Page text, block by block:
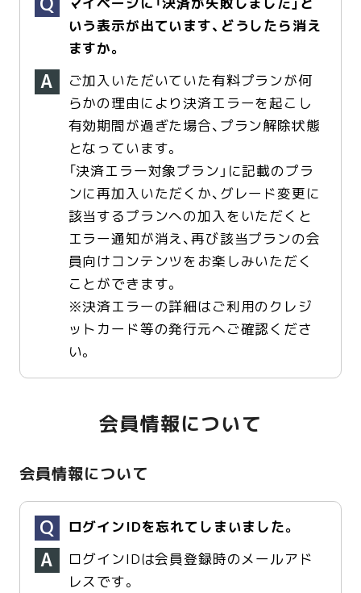
いう表示が出ています、どうしたら消え
ますか。
ご加入いただいていた有料プランが何
らかの理由により決済エラーを起こし
有効期間が過ぎた場合、プラン解除状態
となっています。
「決済エラー対象プラン」に記載のプラ
ンに再加入いただくか、グレード変更に
該当するプランへの加入をいただくと
エラー通知が消え、再び該当プランの会
員向けコンテンツをお楽しみいただく
ことができます。
※決済エラーの詳細はご利用のクレジ
ットカード等の発行元へご確認くださ
い。
会員情報について
会員情報について
ログインIDを忘れてしまいました。
ログインIDは会員登録時のメールアド
レスです。